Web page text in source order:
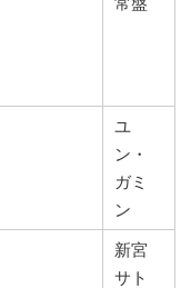
ユ
ン・
ガミ
ン
新宮
サト